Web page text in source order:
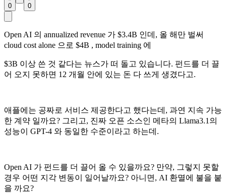
0 0
Open AI 의 annualized revenue 가 $3.4B 인데, 올 해만 벌써
cloud cost alone 으로 $4B , model training 에
$3B 이상 쓴 것 같다는 뉴스가 떠 돌고 있습니다. 펀드를 더 끌
어 오지 못하면 12 개월 안에 있는 돈 다 쓰게 생겼다고.
애플에는 공짜로 서비스 제공한다고 했다는데, 과연 지속 가능
한 계약 일까요? 그리고, 진짜 오픈 소스인 메타의 Llama3.1의
성능이 GPT-4 와 동일한 수준이라고 하는데.
Open AI 가 펀드를 더 끌어 올 수 있을까요? 만약, 그렇지 못할
경우 어떤 지각 변동이 일어날까요? 아니면, AI 환멸에 불을 붙
을 까요?